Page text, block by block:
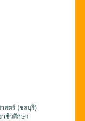
สตร์ (ชลบุรี)
ชีวศึกษา